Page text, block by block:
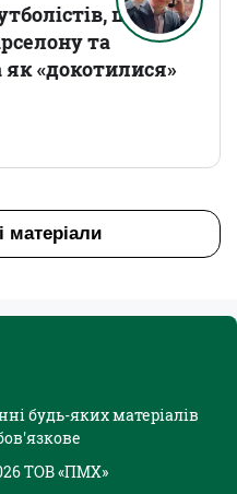
що
та
«докотилися»
матеріали
будь-яких матеріалів
ТОВ «ПМХ»